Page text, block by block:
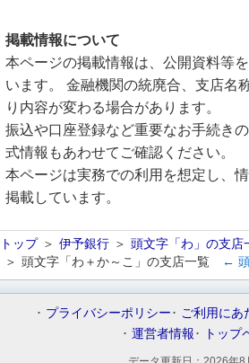
掲載情報について
本ページの掲載情報は、公開資料等
います。 金融機関の統廃合、支店名
り内容が変わる場合があります。
振込や口座登録など重要なお手続き
式情報もあわせてご確認ください。
本ページは実務での利用を想定し、
掲載しています。
トップ 伊予銀行
頭文字「わ」の支店
頭文字「わ＋か～こ」の支店一覧
←
プライバシーポリシー ご利用にあ
運営者情報
トップ